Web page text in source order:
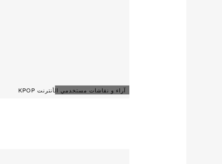
آراء و نقاشات مستخدمي الأنترنت KPOP